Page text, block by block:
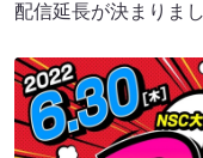
配信延長が決まりまし